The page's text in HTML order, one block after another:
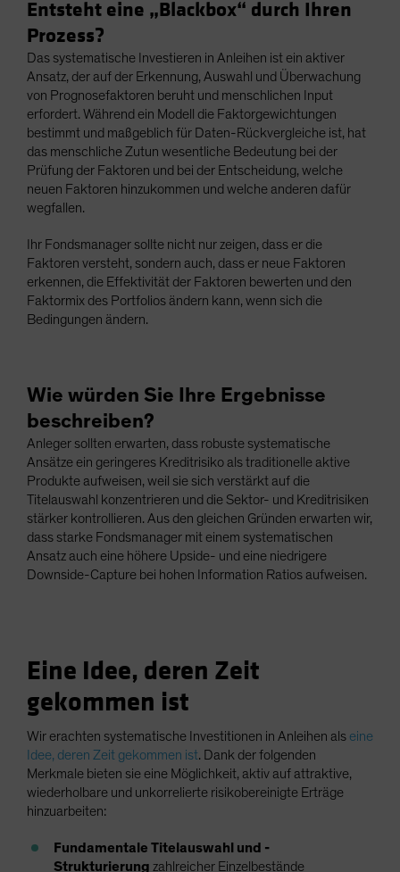
Entsteht eine „Blackbox“ durch Ihren
Prozess?
Das systematische Investieren in Anleihen ist ein aktiver
Ansatz, der auf der Erkennung, Auswahl und Überwachung
von Prognosefaktoren beruht und menschlichen Input
erfordert. Während ein Modell die Faktorgewichtungen
bestimmt und maßgeblich für Daten-Rückvergleiche ist, hat
das menschliche Zutun wesentliche Bedeutung bei der
Prüfung der Faktoren und bei der Entscheidung, welche
neuen Faktoren hinzukommen und welche anderen dafür
wegfallen.
Ihr Fondsmanager sollte nicht nur zeigen, dass er die
Faktoren versteht, sondern auch, dass er neue Faktoren
erkennen, die Effektivität der Faktoren bewerten und den
Faktormix des Portfolios ändern kann, wenn sich die
Bedingungen ändern.
Wie würden Sie Ihre Ergebnisse
beschreiben?
Anleger sollten erwarten, dass robuste systematische
Ansätze ein geringeres Kreditrisiko als traditionelle aktive
Produkte aufweisen, weil sie sich verstärkt auf die
Titelauswahl konzentrieren und die Sektor- und Kreditrisiken
stärker kontrollieren. Aus den gleichen Gründen erwarten wir,
dass starke Fondsmanager mit einem systematischen
Ansatz auch eine höhere Upside- und eine niedrigere
Downside-Capture bei hohen Information Ratios aufweisen.
Eine Idee, deren Zeit
gekommen ist
Wir erachten systematische Investitionen in Anleihen als eine
Idee, deren Zeit gekommen ist. Dank der folgenden
Merkmale bieten sie eine Möglichkeit, aktiv auf attraktive,
wiederholbare und unkorrelierte risikobereinigte Erträge
hinzuarbeiten:
Fundamentale Titelauswahl und -
Strukturierung zahlreicher Einzelbestände